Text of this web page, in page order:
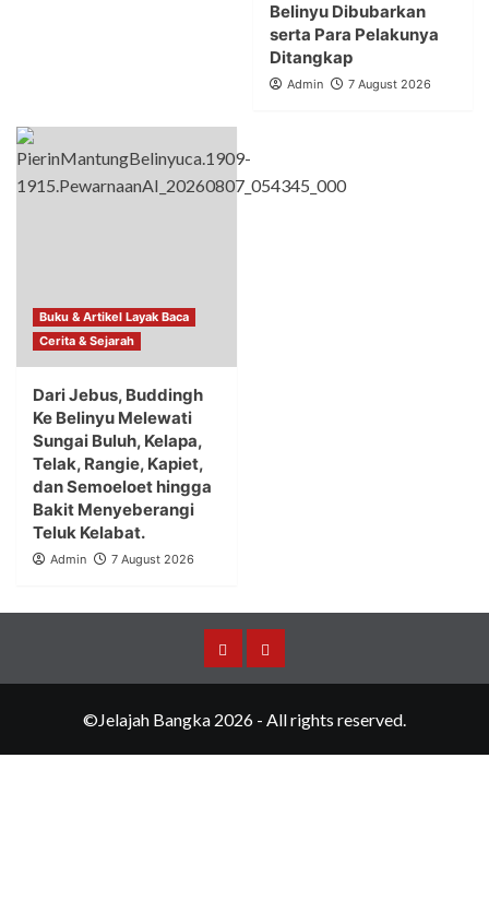
Belinyu Dibubarkan
serta Para Pelakunya
Ditangkap
Admin 7 August 2026
Buku & Artikel Layak Baca
Cerita & Sejarah
Dari Jebus, Buddingh
Ke Belinyu Melewati
Sungai Buluh, Kelapa,
Telak, Rangie, Kapiet,
dan Semoeloet hingga
Bakit Menyeberangi
Teluk Kelabat.
Admin 7 August 2026
Merchandise
Events
©Jelajah Bangka 2026 - All rights reserved.